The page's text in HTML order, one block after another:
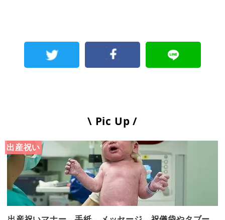
\ Pic Up /
出産祝い